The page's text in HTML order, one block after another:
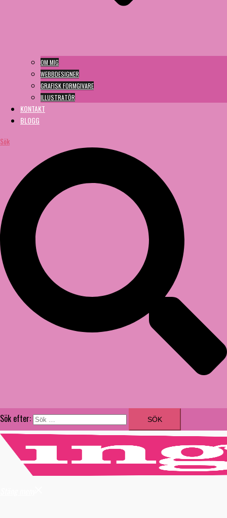
OM MIG
WEBBDESIGNER
GRAFISK FORMGIVARE
ILLUSTRATÖR
KONTAKT
BLOGG
Sök
Sök efter: